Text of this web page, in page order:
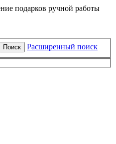
подарков ручной работы
Поиск Расширенный поиск